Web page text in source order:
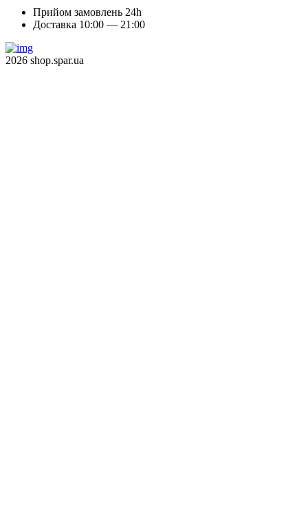
Прийом замовлень 24h
Доставка 10:00 — 21:00
2026 shop.spar.ua